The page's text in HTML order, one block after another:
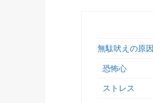
無駄吠えの原因
恐怖心
ストレス